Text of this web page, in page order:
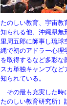
たのしい教育、宇宙教
知られる他、沖縄県無
里周五郎に師事し琉球
縄で初のアドラー心理
を取得するなど多彩な
スカ単独キャンプなど
知られている。
その最も充実した時
たのしい教育研究所）